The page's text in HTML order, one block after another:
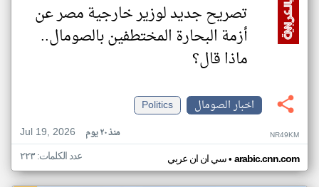
تصريح جديد لوزير خارجية مصر عن
أزمة البحارة المختطفين بالصومال..
ماذا قال؟
اخبار الصومال
Politics
Jul 19, 2026
منذ ٢٠ يوم NR49KM
سي ان ان عربي• arabic.cnn.com عدد الكلمات: ٢٢٣